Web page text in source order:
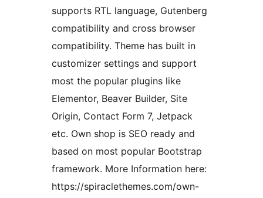
supports RTL language, Gutenberg
compatibility and cross browser
compatibility. Theme has built in
customizer settings and support
most the popular plugins like
Elementor, Beaver Builder, Site
Origin, Contact Form 7, Jetpack
etc. Own shop is SEO ready and
based on most popular Bootstrap
framework. More Information here:
https://spiraclethemes.com/own-